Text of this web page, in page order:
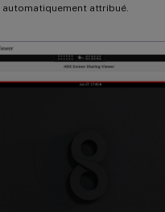
automatiquement attribué.